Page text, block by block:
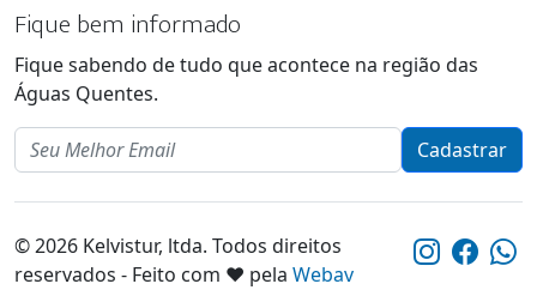
Fique bem informado
Fique sabendo de tudo que acontece na região das
Águas Quentes.
Email
Cadastrar
© 2026 Kelvistur, ltda. Todos direitos
reservados - Feito com ❤️ pela Webav